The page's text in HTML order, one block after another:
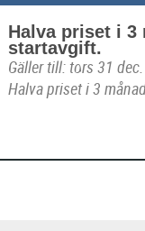
Halva priset i 3
startavgift.
Gäller till: tors 31 dec.
Halva priset i 3